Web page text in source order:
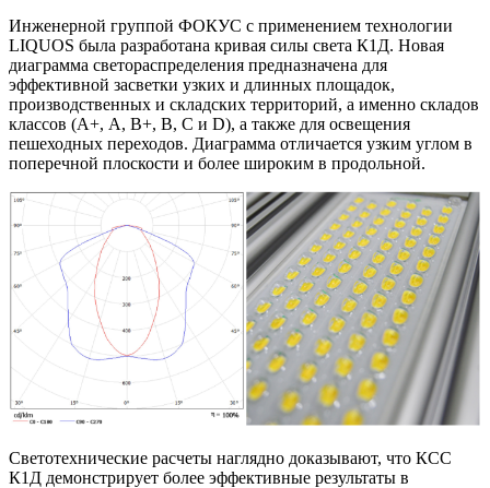
Инженерной группой ФОКУС с применением технологии
LIQUOS была разработана кривая силы света К1Д. Новая
диаграмма светораспределения предназначена для
эффективной засветки узких и длинных площадок,
производственных и складских территорий, а именно складов
классов (А+, А, В+, В, С и D), а также для освещения
пешеходных переходов. Диаграмма отличается узким углом в
поперечной плоскости и более широким в продольной.
Светотехнические расчеты наглядно доказывают, что КСС
К1Д демонстрирует более эффективные результаты в